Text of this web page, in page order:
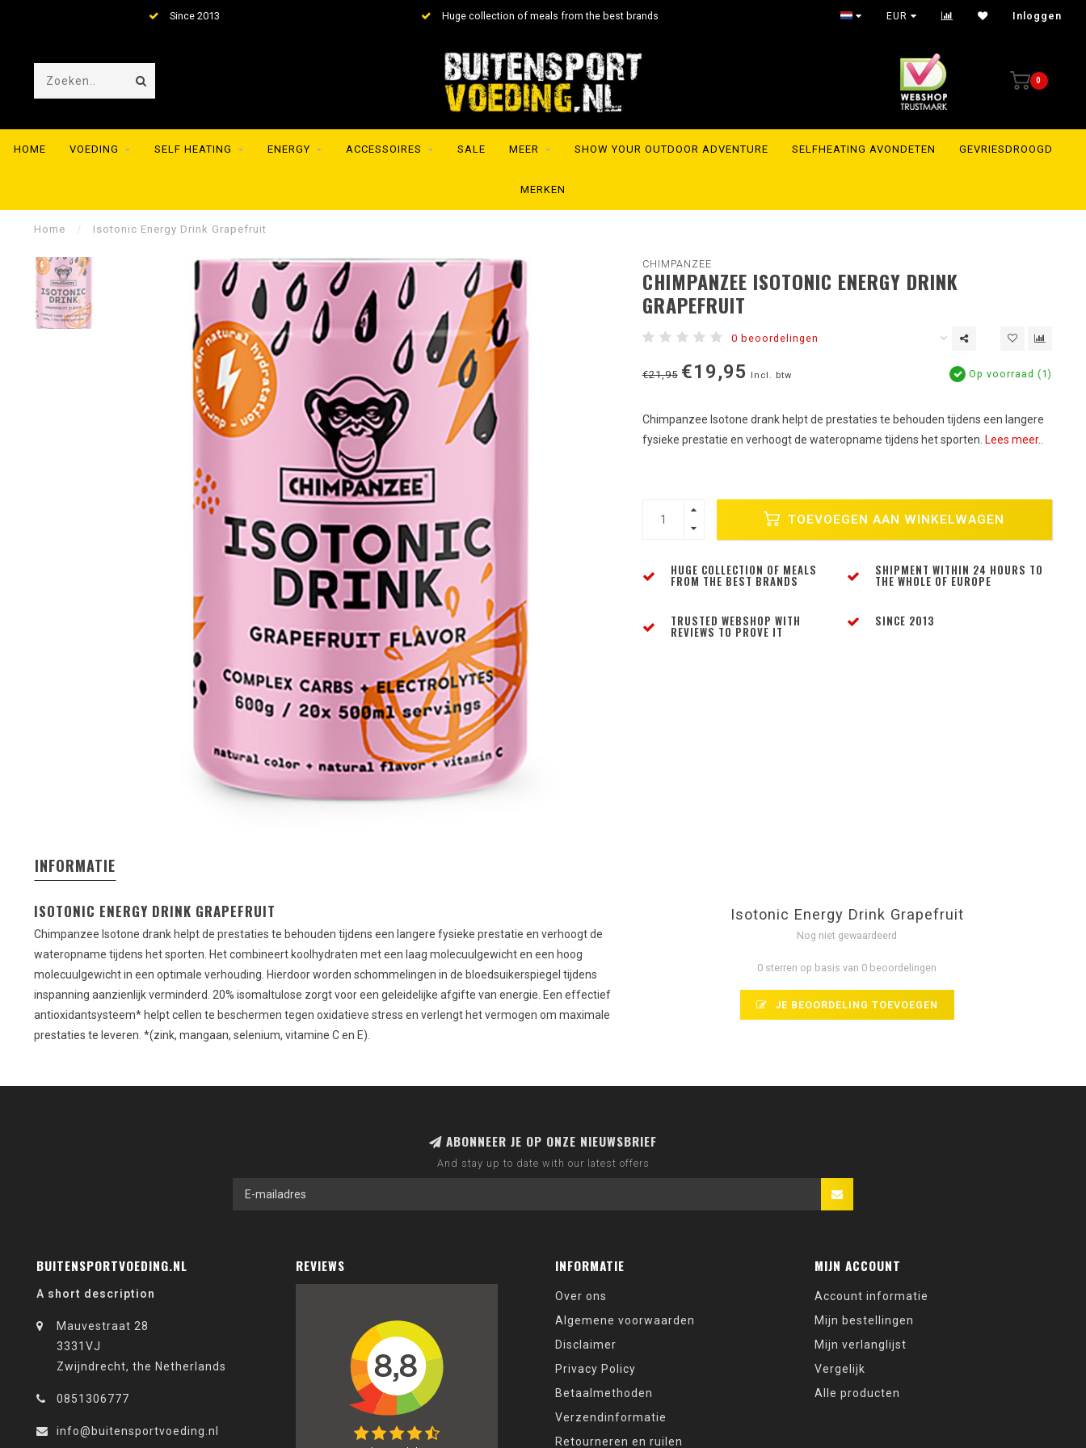
Since 2013 Huge collection of meals from the best brands Shipment within 24 hours to the whole of Europe
EUR Inloggen
0
HOME VOEDING SELF HEATING ENERGY ACCESSOIRES SALE MEER SHOW YOUR OUTDOOR ADVENTURE SELFHEATING AVONDETEN GEVRIESDROOGD
MERKEN
Home / Isotonic Energy Drink Grapefruit
CHIMPANZEE
CHIMPANZEE ISOTONIC ENERGY DRINK
GRAPEFRUIT
0 beoordelingen
€21,95 €19,95 Incl. btw Op voorraad (1)
Chimpanzee Isotone drank helpt de prestaties te behouden tijdens een langere
fysieke prestatie en verhoogt de wateropname tijdens het sporten. Lees meer..
TOEVOEGEN AAN WINKELWAGEN
HUGE COLLECTION OF MEALS
FROM THE BEST BRANDS
SHIPMENT WITHIN 24 HOURS TO
THE WHOLE OF EUROPE
TRUSTED WEBSHOP WITH
REVIEWS TO PROVE IT
SINCE 2013
INFORMATIE
ISOTONIC ENERGY DRINK GRAPEFRUIT
Chimpanzee Isotone drank helpt de prestaties te behouden tijdens een langere fysieke prestatie en verhoogt de
wateropname tijdens het sporten. Het combineert koolhydraten met een laag molecuulgewicht en een hoog
molecuulgewicht in een optimale verhouding. Hierdoor worden schommelingen in de bloedsuikerspiegel tijdens
inspanning aanzienlijk verminderd. 20% isomaltulose zorgt voor een geleidelijke afgifte van energie. Een effectief
antioxidantsysteem* helpt cellen te beschermen tegen oxidatieve stress en verlengt het vermogen om maximale
prestaties te leveren. *(zink, mangaan, selenium, vitamine C en E).
Isotonic Energy Drink Grapefruit
Nog niet gewaardeerd
0 sterren op basis van 0 beoordelingen
JE BEOORDELING TOEVOEGEN
ABONNEER JE OP ONZE NIEUWSBRIEF
And stay up to date with our latest offers
BUITENSPORTVOEDING.NL
A short description
Mauvestraat 28
3331VJ
Zwijndrecht, the Netherlands
0851306777
info@buitensportvoeding.nl
REVIEWS INFORMATIE
Over ons
Algemene voorwaarden
Disclaimer
Privacy Policy
Betaalmethoden
Verzendinformatie
Retourneren en ruilen
MIJN ACCOUNT
Account informatie
Mijn bestellingen
Mijn verlanglijst
Vergelijk
Alle producten